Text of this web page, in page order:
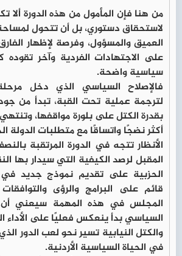
من هنا فإن المأمول من هذه الدورة ألا
لاستحقاق دستوري، بل أن تتحول
العميق والمسؤول، وفرصة لإظهار
على الاجتهادات الفردية وآخر تقوده
سياسية واضحة.
فالإصلاح السياسي الذي دخل
لترجمة عملية تحت القبة، تبدأ من
بقدرة الكتل على بلورة مواقفها،
أكثر نضجًا واتساقًا مع متطلبات الدولة
الأنظار تتجه في الدورة المرتقبة
المقبل لرصد الكيفية التي سيدار بها
الحزبية على تقديم نموذج جديد في
قائم على البرامج والرؤى
المجلس في هذه المهمة سيعني أن
السياسي بدأ ينعكس فعليًا على الأداء
والكتل النيابية تسير نحو لعب الدور
في الحياة السياسية الأردنية.